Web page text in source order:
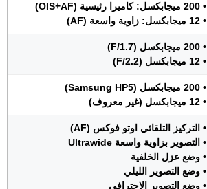
• 200 ميجابكسل: كاميرا رئيسية (OIS+AF)
• 12 ميجابكسل: زاوية واسعة (AF)
• 200 ميجابكسل (F/1.7)
• 12 ميجابكسل (F/2.2)
• 200 ميجابكسل (Samsung HP5)
• 12 ميجابكسل (غير معروف)
• التركيز التلقائي اوتو فوكس (AF)
• التصوير بزاوية واسعة Ultrawide
• وضع عزل الخلفية
• وضع التصوير الليلي
• وضع التصوير الإحترافي